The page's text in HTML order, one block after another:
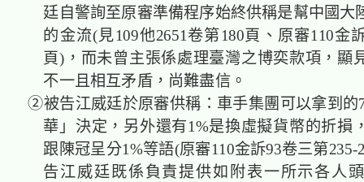
廷自警詢至原審準備程序始終供稱是幫中國大
的金流(見109他2651卷第180頁、原審110金
頁)，而未曾主張係處理臺灣之博奕款項，顯
不一且相互矛盾，尚難盡信。
②被告江威廷於原審供稱：車手集團可以拿到的
華」決定，另外還有1%是換虛擬貨幣的折損
跟陳冠呈分1%等語(原審110金訴93卷三第235-
告江威廷既係負責提供如附表一所示各人